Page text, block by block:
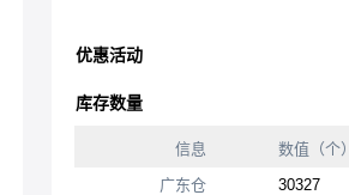
优惠活动
库存数量
信息
数值（个）
广东仓
30327